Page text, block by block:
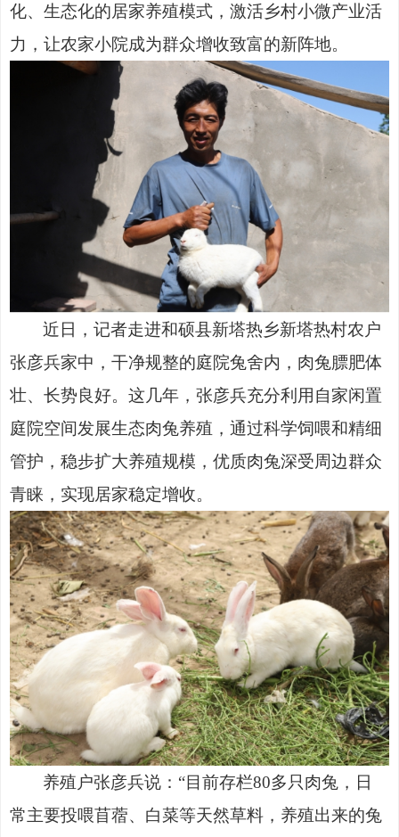
化、生态化的居家养殖模式，激活乡村小微产业活
力，让农家小院成为群众增收致富的新阵地。
近日，记者走进和硕县新塔热乡新塔热村农户
张彦兵家中，干净规整的庭院兔舍内，肉兔膘肥体
壮、长势良好。这几年，张彦兵充分利用自家闲置
庭院空间发展生态肉兔养殖，通过科学饲喂和精细
管护，稳步扩大养殖规模，优质肉兔深受周边群众
青睐，实现居家稳定增收。
养殖户张彦兵说： “目前存栏80多只肉兔，日
常主要投喂苜蓿、白菜等天然草料，养殖出来的兔